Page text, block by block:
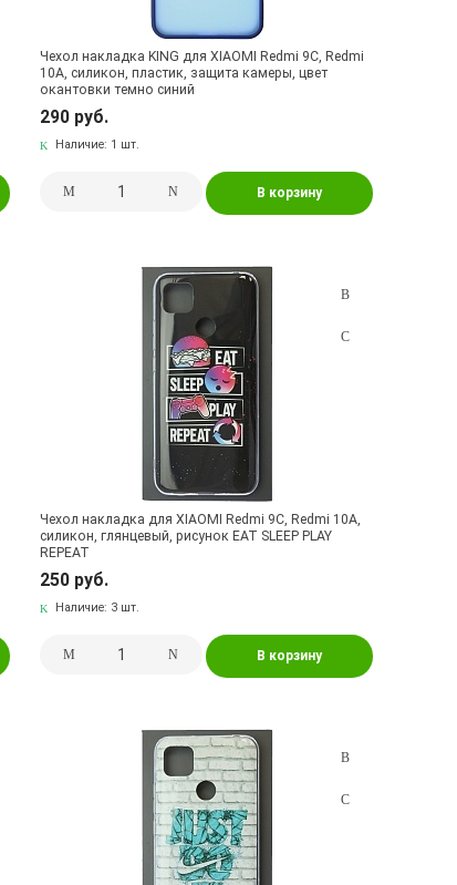
Чехол накладка KING для XIAOMI Redmi 9C, Redmi
10A, силикон, пластик, защита камеры, цвет
окантовки темно синий
290 руб.
Наличие: 1 шт.
В корзину
Чехол накладка для XIAOMI Redmi 9C, Redmi 10A,
силикон, глянцевый, рисунок EAT SLEEP PLAY
REPEAT
250 руб.
Наличие: 3 шт.
В корзину